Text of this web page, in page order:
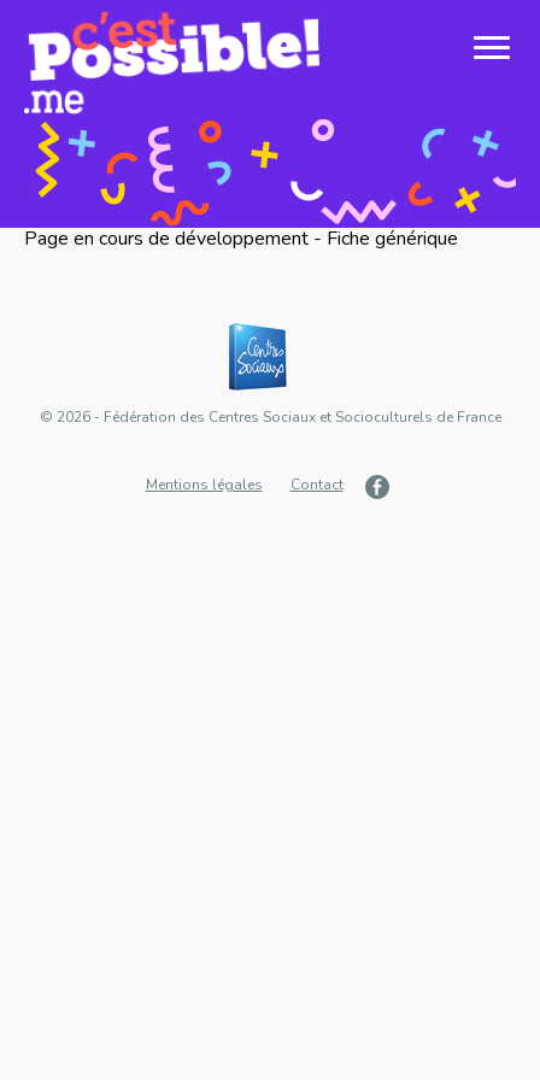
Page en cours de développement - Fiche générique
© 2026 - Fédération des Centres Sociaux et Socioculturels de France
Mentions légales Contact